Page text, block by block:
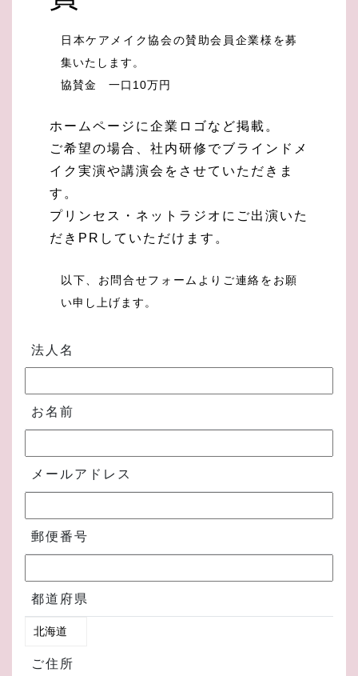
日本ケアメイク協会の賛助会員企業様を募
集いたします。
協賛金 一口10万円
ホームページに企業ロゴなど掲載。
ご希望の場合、社内研修でブラインドメ
イク実演や講演会をさせていただきま
す。
プリンセス・ネットラジオにご出演いた
だきPRしていただけます。
以下、お問合せフォームよりご連絡をお願
い申し上げます。
法人名
お名前
メールアドレス
郵便番号
都道府県
ご住所